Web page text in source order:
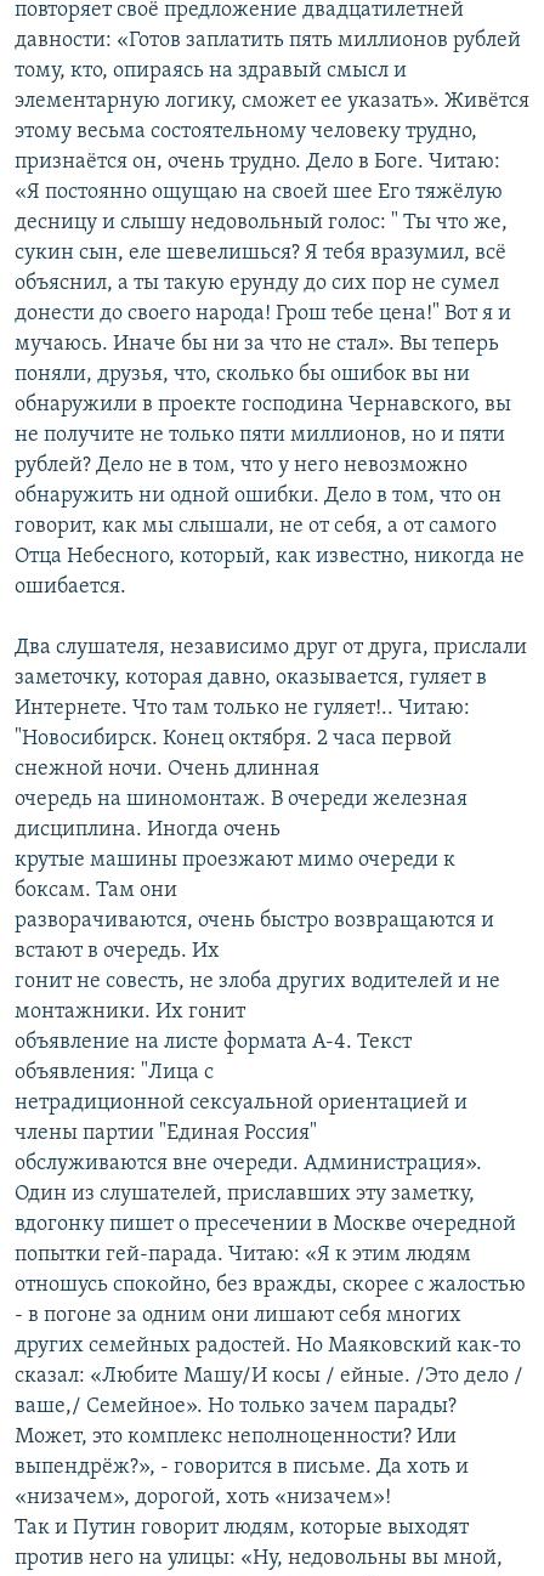
повторяет своё предложение двадцатилетней
давности: «Готов заплатить пять миллионов рублей
тому, кто, опираясь на здравый смысл и
элементарную логику, сможет ее указать». Живётся
этому весьма состоятельному человеку трудно,
признаётся он, очень трудно. Дело в Боге. Читаю:
«Я постоянно ощущаю на своей шее Его тяжёлую
десницу и слышу недовольный голос: " Ты что же,
сукин сын, еле шевелишься? Я тебя вразумил, всё
объяснил, а ты такую ерунду до сих пор не сумел
донести до своего народа! Грош тебе цена!" Вот я и
мучаюсь. Иначе бы ни за что не стал». Вы теперь
поняли, друзья, что, сколько бы ошибок вы ни
обнаружили в проекте господина Чернавского, вы
не получите не только пяти миллионов, но и пяти
рублей? Дело не в том, что у него невозможно
обнаружить ни одной ошибки. Дело в том, что он
говорит, как мы слышали, не от себя, а от самого
Отца Небесного, который, как известно, никогда не
ошибается.
Два слушателя, независимо друг от друга, прислали
заметочку, которая давно, оказывается, гуляет в
Интернете. Что там только не гуляет!.. Читаю:
"Новосибирск. Конец октября. 2 часа первой
снежной ночи. Очень длинная
очередь на шиномонтаж. В очереди железная
дисциплина. Иногда очень
крутые машины проезжают мимо очереди к
боксам. Там они
разворачиваются, очень быстро возвращаются и
встают в очередь. Их
гонит не совесть, не злоба других водителей и не
монтажники. Их гонит
объявление на листе формата А-4. Текст
объявления: "Лица с
нетрадиционной сексуальной ориентацией и
члены партии "Единая Россия"
обслуживаются вне очереди. Администрация».
Один из слушателей, приславших эту заметку,
вдогонку пишет о пресечении в Москве очередной
попытки гей-парада. Читаю: «Я к этим людям
отношусь спокойно, без вражды, скорее с жалостью
- в погоне за одним они лишают себя многих
других семейных радостей. Но Маяковский как-то
сказал: «Любите Машу/И косы / ейные. /Это дело /
ваше,/ Семейное». Но только зачем парады?
Может, это комплекс неполноценности? Или
выпендрёж?», - говорится в письме. Да хоть и
«низачем», дорогой, хоть «низачем»!
Так и Путин говорит людям, которые выходят
против него на улицы: «Ну, недовольны вы мной,